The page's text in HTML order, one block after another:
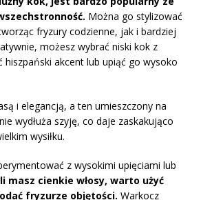
Można go stylizować
fryzury codzienne, jak i bardziej
możesz wybrać niski kok z
hiszpański akcent lub upiąć go wysoko
i elegancją, a ten umieszczony na
wydłuża szyję, co daje zaskakująco
wysiłku.
z wysokimi upięciami lub
masz cienkie włosy, warto użyć
fryzurze objętości. Warkocz